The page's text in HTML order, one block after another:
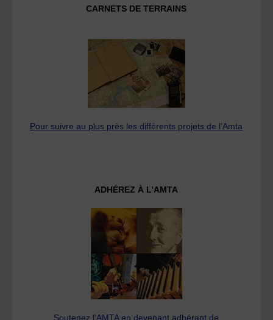
CARNETS DE TERRAINS
Pour suivre au plus près les différents projets de l’Amta
ADHÉREZ À L’AMTA
Soutenez l'AMTA en devenant adhérant de